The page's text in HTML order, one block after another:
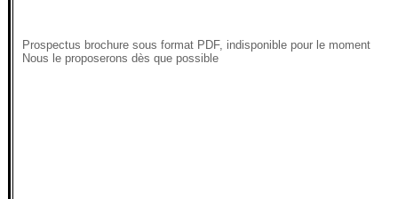
Prospectus brochure sous format PDF, indisponible pour le moment
Nous le proposerons dès que possible